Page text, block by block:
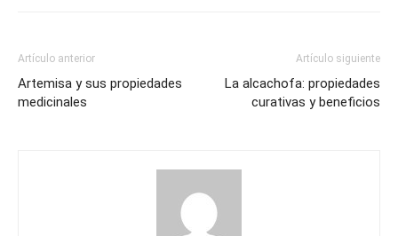
Artículo anterior
Artemisa y sus propiedades
medicinales
Artículo siguiente
La alcachofa: propiedades
curativas y beneficios